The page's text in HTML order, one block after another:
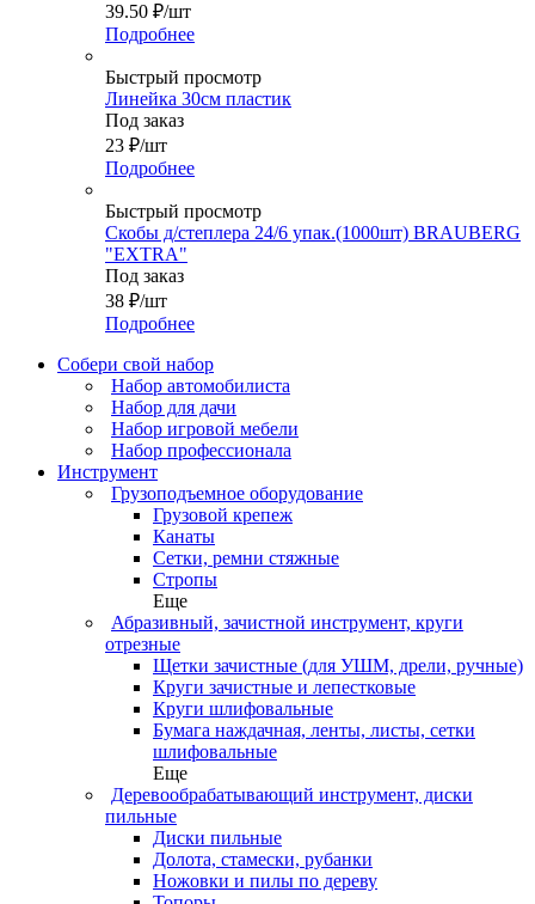
39.50 ₽/шт
Подробнее
Быстрый просмотр
Линейка 30см пластик
Под заказ
23 ₽/шт
Подробнее
Быстрый просмотр
Скобы д/степлера 24/6 упак.(1000шт) BRAUBERG
"EXTRA"
Под заказ
38 ₽/шт
Подробнее
Собери свой набор
Набор автомобилиста
Набор для дачи
Набор игровой мебели
Набор профессионала
Инструмент
Грузоподъемное оборудование
Грузовой крепеж
Канаты
Сетки, ремни стяжные
Стропы
Еще
Абразивный, зачистной инструмент, круги
отрезные
Щетки зачистные (для УШМ, дрели, ручные)
Круги зачистные и лепестковые
Круги шлифовальные
Бумага наждачная, ленты, листы, сетки
шлифовальные
Еще
Деревообрабатывающий инструмент, диски
пильные
Диски пильные
Долота, стамески, рубанки
Ножовки и пилы по дереву